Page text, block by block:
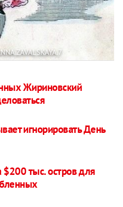
Жириновский
игнорировать День
$200 тыс. остров для